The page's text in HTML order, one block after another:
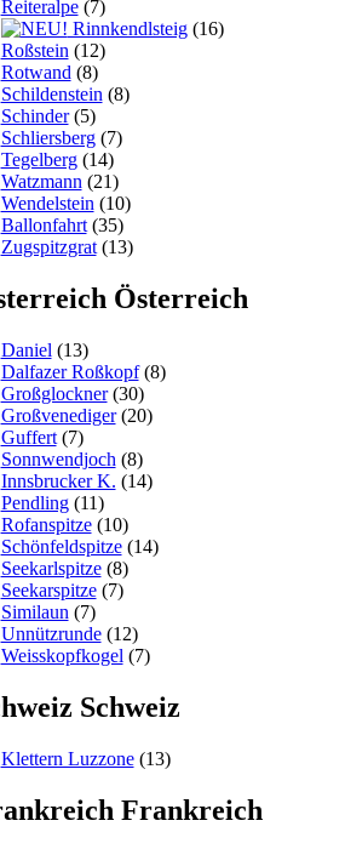
Reiteralpe(7)
Rinnkendlsteig(16)
Roßstein (12)
Rotwand (8)
Schildenstein (8)
Schinder(5)
Schliersberg(7)
Tegelberg(14)
Watzmann (21)
Wendelstein (10)
Ballonfahrt(35)
Zugspitzgrat(13)
Österreich
Daniel (13)
Dalfazer Roßkopf(8)
Großglockner(30)
Großvenediger(20)
Guffert(7)
Sonnwendjoch (8)
Innsbrucker K. (14)
Pendling(11)
Rofanspitze(10)
Schönfeldspitze(14)
Seekarlspitze(8)
Seekarspitze(7)
Similaun (7)
Unnützrunde(12)
Weisskopfkogel (7)
Schweiz
Klettern Luzzone(13)
Frankreich